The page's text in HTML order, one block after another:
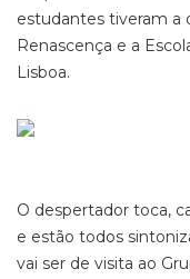
estudantes tiveram a
Renascença e a
Lisboa.
O despertador toca,
e estão todos
vai ser de visita ao